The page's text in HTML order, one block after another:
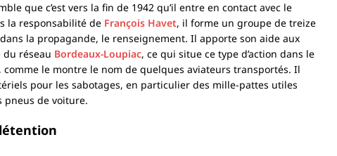
que c’est vers la fin de 1942 qu’il entre en contact avec le
la responsabilité de François Havet, il forme un groupe de treize
la propagande, le renseignement. Il apporte son aide aux
réseau Bordeaux-Loupiac, ce qui situe ce type d’action dans le
comme le montre le nom de quelques aviateurs transportés. Il
pour les sabotages, en particulier des mille-pattes utiles
pneus de voiture.